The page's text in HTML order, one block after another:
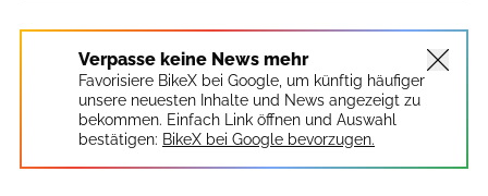
Verpasse keine News mehr
Favorisiere BikeX bei Google, um künftig häufiger
unsere neuesten Inhalte und News angezeigt zu
bekommen. Einfach Link öffnen und Auswahl
bestätigen: BikeX bei Google bevorzugen.